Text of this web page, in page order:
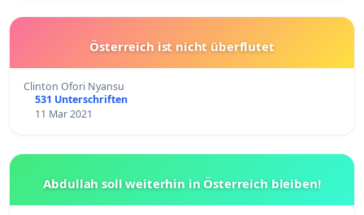
Österreich ist nicht überflutet
Clinton Ofori Nyansu
531 Unterschriften
11 Mar 2021
Abdullah soll weiterhin in Österreich bleiben!